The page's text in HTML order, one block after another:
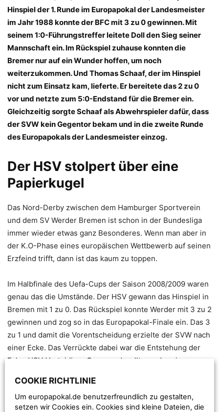
Hinspiel der 1. Runde im Europapokal der Landesmeister
im Jahr 1988 konnte der BFC mit 3 zu 0 gewinnen. Mit
seinem 1:0-Führungstreffer leitete Doll den Sieg seiner
Mannschaft ein. Im Rückspiel zuhause konnten die
Bremer nur auf ein Wunder hoffen, um noch
weiterzukommen. Und Thomas Schaaf, der im Hinspiel
nicht zum Einsatz kam, lieferte. Er bereitete das 2 zu 0
vor und netzte zum 5:0-Endstand für die Bremer ein.
Gleichzeitig sorgte Schaaf als Abwehrspieler dafür, dass
der SVW kein Gegentor bekam und in die zweite Runde
des Europapokals der Landesmeister einzog.
Der HSV stolpert über eine
Papierkugel
Das Nord-Derby zwischen dem Hamburger Sportverein
und dem SV Werder Bremen ist schon in der Bundesliga
immer wieder etwas ganz Besonderes. Wenn man aber in
der K.O-Phase eines europäischen Wettbewerb auf seinen
Erzfeind trifft, dann ist das kaum zu toppen.
Im Halbfinale des Uefa-Cups der Saison 2008/2009 waren
genau das die Umstände. Der HSV gewann das Hinspiel in
Bremen mit 1 zu 0. Das Rückspiel konnte Werder mit 3 zu 2
gewinnen und zog so in das Europapokal-Finale ein. Das 3
zu 1 und damit die Vorentscheidung erzielte der SVW nach
einer Ecke. Das Verrückte dabei war die Entstehung der
Ecke. HSV-Verteidiger Gravgaard wollte an der eigenen
Papierkugel lenkte den Ball ins Toraus zur Ecke und
entschied das deutsche Duell.
COOKIE RICHTLINIE
Um europapokal.de benutzerfreundlich zu gestalten,
setzen wir Cookies ein. Cookies sind kleine Dateien, die